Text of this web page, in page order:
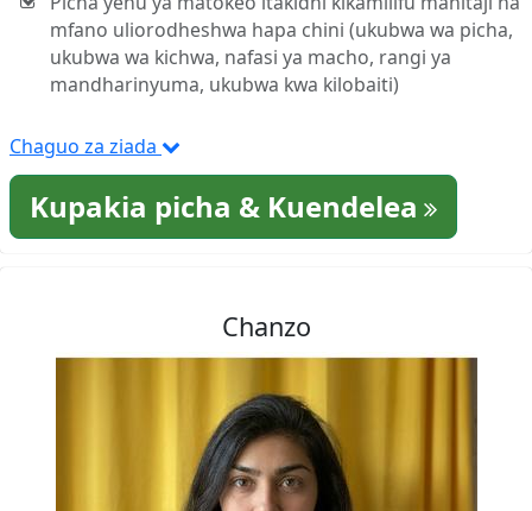
mfano uliorodheshwa hapa chini (ukubwa wa picha,
ukubwa wa kichwa, nafasi ya macho, rangi ya
mandharinyuma, ukubwa kwa kilobaiti)
Chaguo za ziada
Kupakia picha & Kuendelea
Chanzo